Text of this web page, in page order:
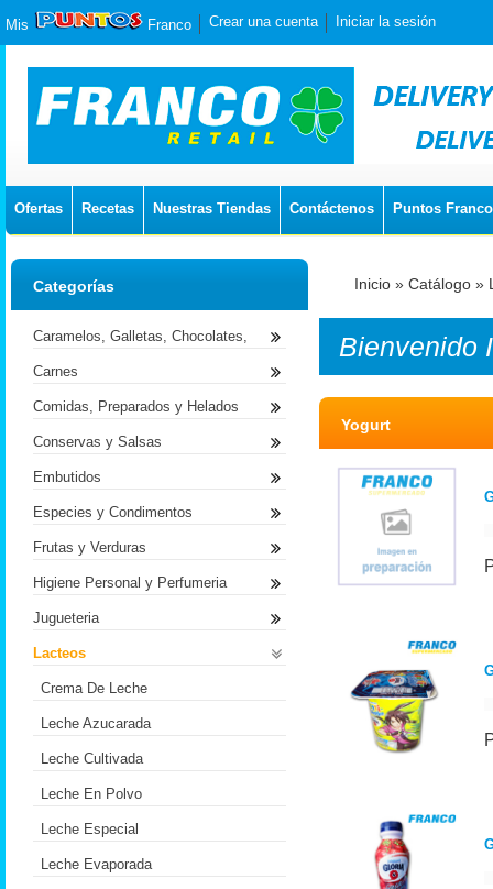
Mis Franco Crear una cuenta Iniciar la sesión
Ofertas Recetas Nuestras Tiendas Contáctenos Puntos Franco
Inicio » Catálogo »
Bienvenido
Yogurt
Categorías
Caramelos, Galletas, Chocolates,
Carnes
Comidas, Preparados y Helados
Conservas y Salsas
Embutidos
Especies y Condimentos
Frutas y Verduras
Higiene Personal y Perfumeria
Jugueteria
Lacteos
Crema De Leche
Leche Azucarada
Leche Cultivada
Leche En Polvo
Leche Especial
Leche Evaporada